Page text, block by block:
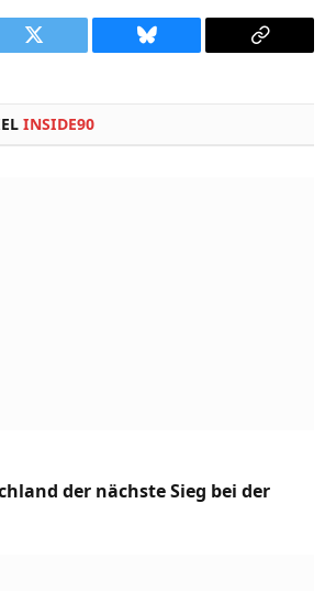
Twitter Bluesky
Copy
INSIDE90
der nächste Sieg bei der